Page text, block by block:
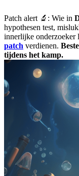
Patch alert 🔬: Wie in
hypothesen test,
innerlijke onderzoeker
patch verdienen.
tijdens het kamp.